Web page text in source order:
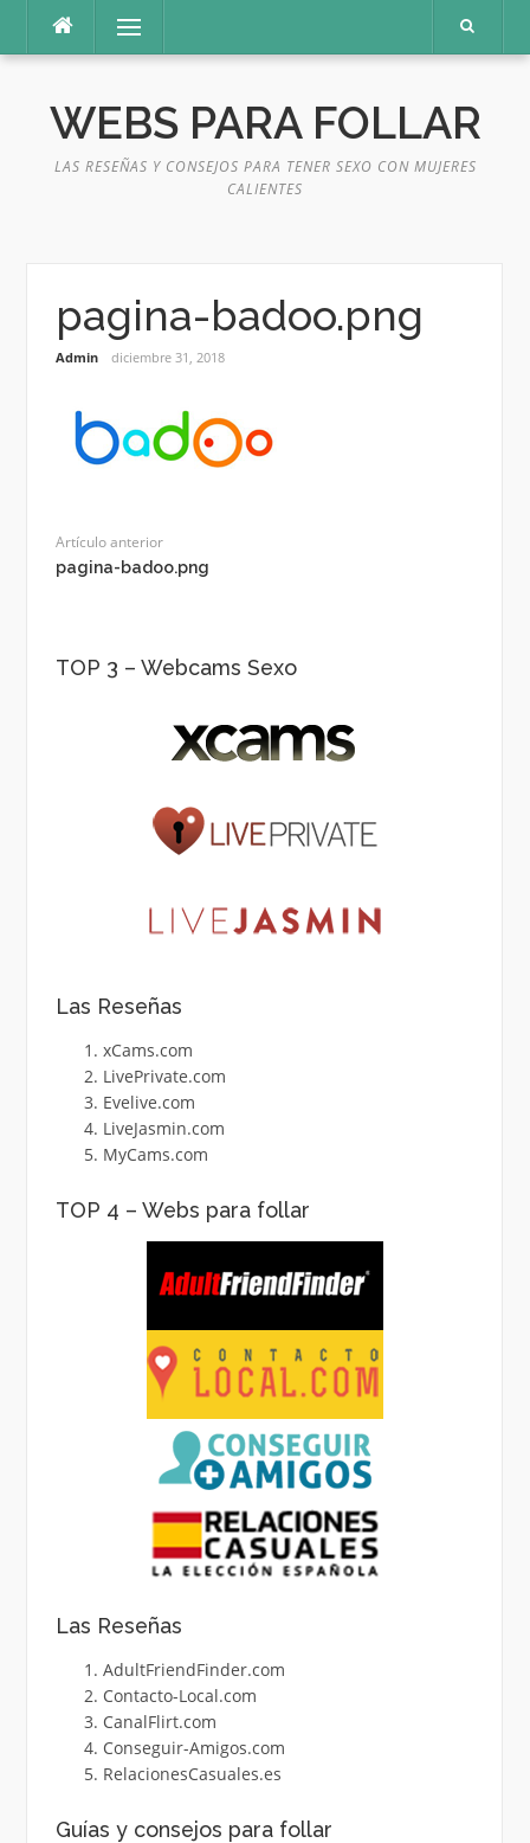
contenido
Menú
WEBS PARA FOLLAR
LAS RESEÑAS Y CONSEJOS PARA TENER SEXO CON MUJERES
CALIENTES
pagina-badoo.png
Admin diciembre 31, 2018
Artículo anterior
pagina-badoo.png
TOP 3 – Webcams Sexo
Las Reseñas
xCams.com
LivePrivate.com
Evelive.com
LiveJasmin.com
MyCams.com
TOP 4 – Webs para follar
Las Reseñas
AdultFriendFinder.com
Contacto-Local.com
CanalFlirt.com
Conseguir-Amigos.com
RelacionesCasuales.es
Guías y consejos para follar